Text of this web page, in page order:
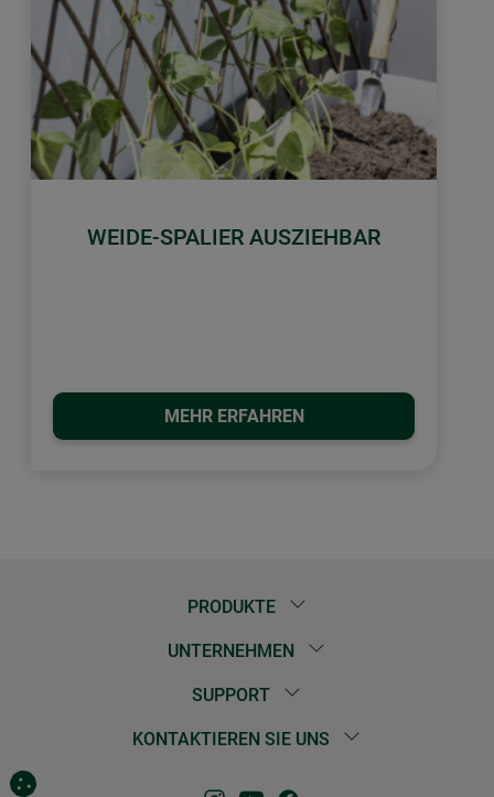
WEIDE-SPALIER AUSZIEHBAR
MEHR ERFAHREN
PRODUKTE
UNTERNEHMEN
SUPPORT
KONTAKTIEREN SIE UNS